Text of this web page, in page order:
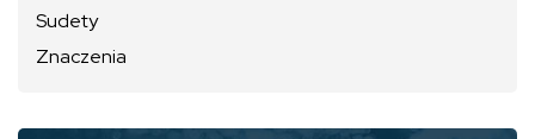
Sudety
Znaczenia